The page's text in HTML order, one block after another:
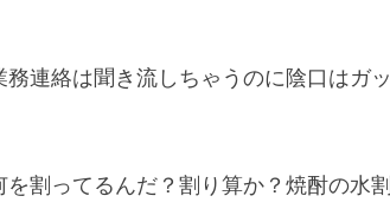
連絡は聞き流しちゃうのに陰口はガッ
割ってるんだ？割り算か？焼酎の水割